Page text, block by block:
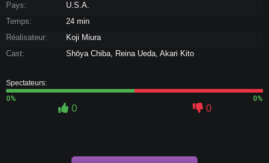
Pays:
U.S.A.
Temps:
24 min
Réalisateur:
Koji Miura
Cast:
Shōya Chiba, Reina Ueda, Akari Kito
Spectateurs:
0%
0%
0 0